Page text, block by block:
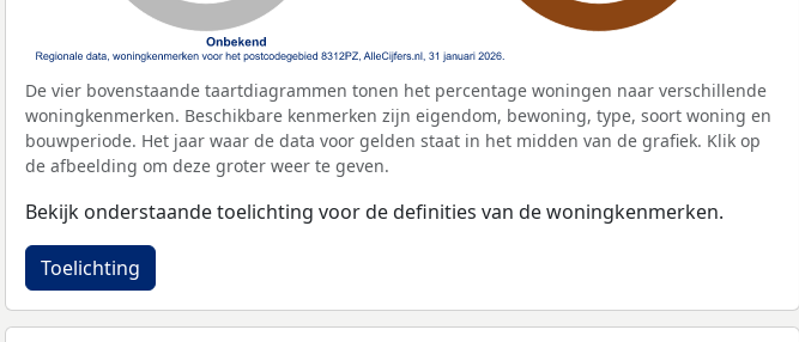
De vier bovenstaande taartdiagrammen tonen het percentage woningen naar verschillende
woningkenmerken. Beschikbare kenmerken zijn eigendom, bewoning, type, soort woning en
bouwperiode. Het jaar waar de data voor gelden staat in het midden van de grafiek. Klik op
de afbeelding om deze groter weer te geven.
Bekijk onderstaande toelichting voor de definities van de woningkenmerken.
Toelichting